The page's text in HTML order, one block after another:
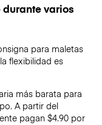
varios
para maletas
flexibilidad es
más barata para
A partir del
pagan $4.90 por